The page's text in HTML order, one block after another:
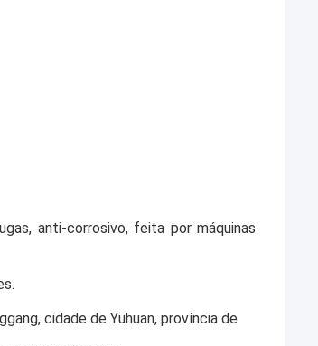
anti-corrosivo, feita por máquinas
cidade de Yuhuan, província de